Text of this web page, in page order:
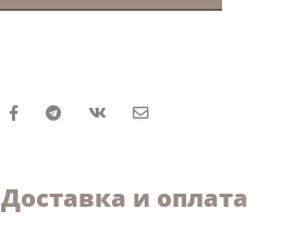
Доставка и оплата